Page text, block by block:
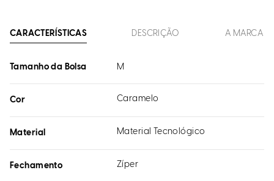
CARACTERÍSTICAS DESCRIÇÃO A MARCA
Tamanho da Bolsa M
Cor Caramelo
Material Material Tecnológico
Fechamento Zíper